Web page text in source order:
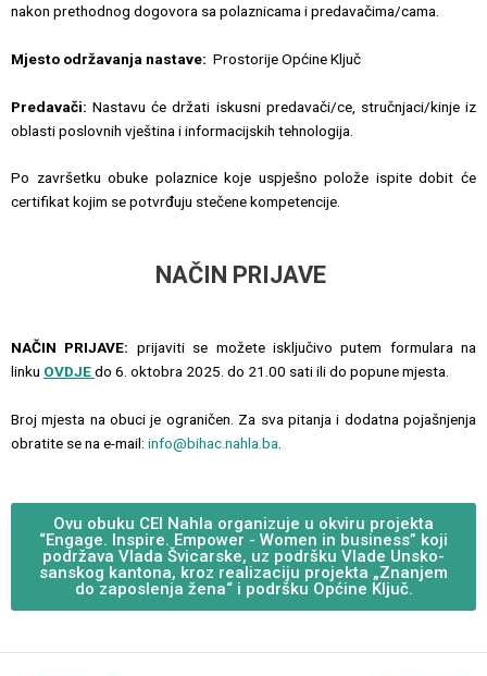
nakon prethodnog dogovora sa polaznicama i predavačima/cama.
Mjesto održavanja nastave: Prostorije Općine Ključ
Predavači: Nastavu će držati iskusni predavači/ce, stručnjaci/kinje iz
oblasti poslovnih vještina i informacijskih tehnologija.
Po završetku obuke polaznice koje uspješno polože ispite dobit će
certifikat kojim se potvrđuju stečene kompetencije.
NAČIN PRIJAVE
NAČIN PRIJAVE: prijaviti se možete isključivo putem formulara na
linku OVDJEdo 6. oktobra 2025. do 21.00 sati ili do popune mjesta.
Broj mjesta na obuci je ograničen. Za sva pitanja i dodatna pojašnjenja
obratite se na e-mail: info@bihac.nahla.ba
Ovu obuku CEI Nahla organizuje u okviru projekta
“Engage. Inspire. Empower - Women in business” koji
podržava Vlada Švicarske, uz podršku Vlade Unsko-
sanskog kantona, kroz realizaciju projekta „Znanjem
do zaposlenja žena“ i podršku Općine Ključ.